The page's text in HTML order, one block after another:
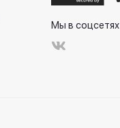
Мы в соцсетях